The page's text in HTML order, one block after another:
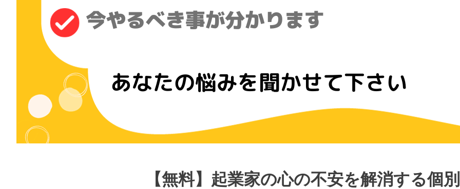
【無料】起業家の心の不安を解消する個